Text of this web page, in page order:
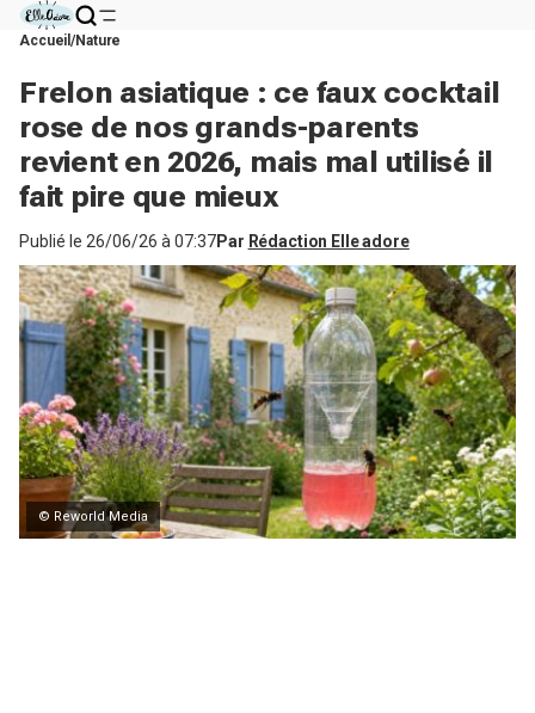
Accueil Nature
Frelon asiatique : ce faux cocktail
rose de nos grands-parents
revient en 2026, mais mal utilisé il
fait pire que mieux
Publié le 26/06/26 à 07:37Par Rédaction Elle adore
© Reworld Media